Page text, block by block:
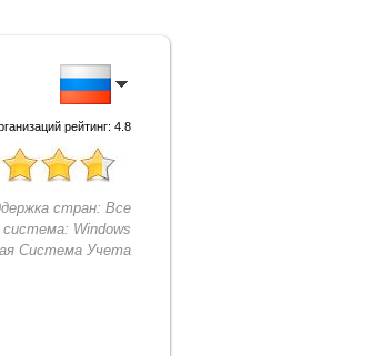
рейтинг: 4.8
стран: Все
система: Windows
Система Учета